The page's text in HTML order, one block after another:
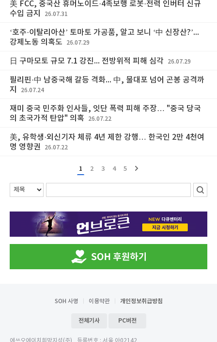
美 FCC, 중국산 휴머노이드·4족보행 로봇·전력 인버터 신규
수입 금지
26.07.31
‘호주·이탈리아산’ 토마토 가공품, 알고 보니 ‘中 신장산?’...
강제노동 의혹도
26.07.29
日 구마모토 규모 7.1 강진... 전방위적 피해 심각 26.07.29
필리핀·中 남중국해 갈등 격화... 中, 물대포 넘어 곤봉 공격까
지
26.07.24
재미 중국 민주화 인사들, 잇단 폭력 피해 주장… "중국 당국
의 초국가적 탄압" 의혹
26.07.22
美, 유학생·외신기자 체류 4년 제한 강행… 한국인 2만 4천여
명 영향권
26.07.22
1 2 3 4 5
SOH 사명 이용약관 개인정보취급방침
전체기사 PC버전